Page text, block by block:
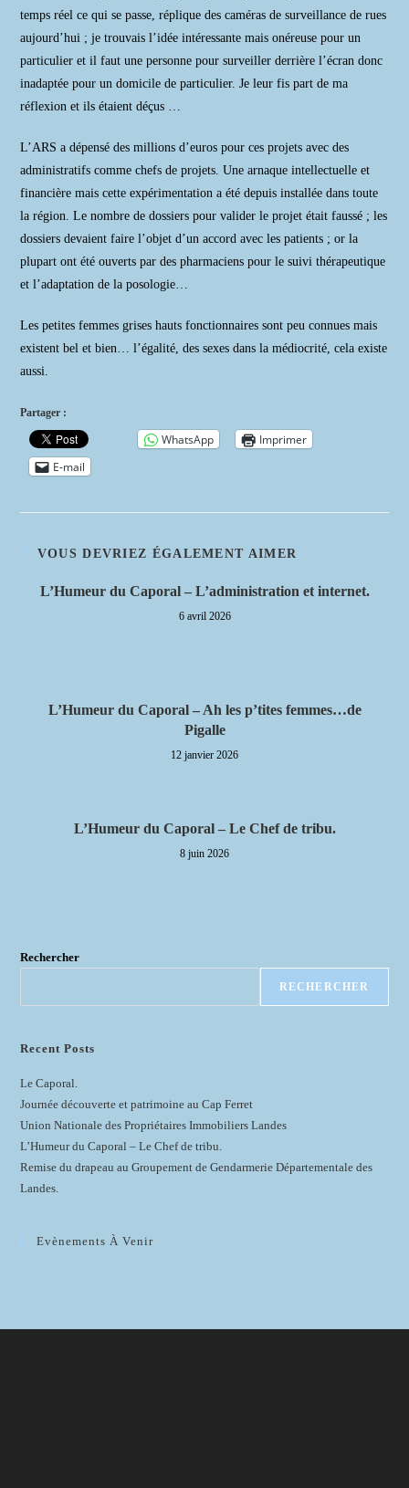
temps réel ce qui se passe, réplique des caméras de surveillance de rues
aujourd’hui ; je trouvais l’idée intéressante mais onéreuse pour un
particulier et il faut une personne pour surveiller derrière l’écran donc
inadaptée pour un domicile de particulier. Je leur fis part de ma
réflexion et ils étaient déçus …
L’ARS a dépensé des millions d’euros pour ces projets avec des
administratifs comme chefs de projets. Une arnaque intellectuelle et
financière mais cette expérimentation a été depuis installée dans toute
la région. Le nombre de dossiers pour valider le projet était faussé ; les
dossiers devaient faire l’objet d’un accord avec les patients ; or la
plupart ont été ouverts par des pharmaciens pour le suivi thérapeutique
et l’adaptation de la posologie…
Les petites femmes grises hauts fonctionnaires sont peu connues mais
existent bel et bien… l’égalité, des sexes dans la médiocrité, cela existe
aussi.
Partager :
WhatsApp
Imprimer
E-mail
VOUS DEVRIEZ ÉGALEMENT AIMER
L’Humeur du Caporal – L’administration et internet.
6 avril 2026
L’Humeur du Caporal – Ah les p’tites femmes…de
Pigalle
12 janvier 2026
L’Humeur du Caporal – Le Chef de tribu.
8 juin 2026
Rechercher
RECHERCHER
Recent Posts
Le Caporal.
Journée découverte et patrimoine au Cap Ferret
Union Nationale des Propriétaires Immobiliers Landes
L’Humeur du Caporal – Le Chef de tribu.
Remise du drapeau au Groupement de Gendarmerie Départementale des
Landes.
Evènements À Venir